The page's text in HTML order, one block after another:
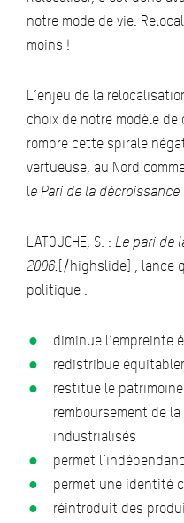
notre mode de vie.
moins !
L’enjeu de la
choix de notre modèle de
rompre cette spirale
vertueuse, au Nord
le Pari de la décroissance
LATOUCHE, S. : Le pari de
2006. [/highslide] , lance
politique :
diminue l’empreinte
redistribue
restitue le
remboursement de
industrialisés
permet
permet une identité
réintroduit des